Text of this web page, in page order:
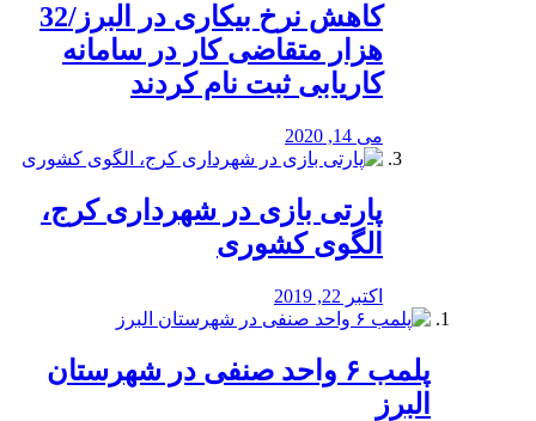
کاهش نرخ بیکاری در البرز/32
هزار متقاضی کار در سامانه
کاریابی ثبت نام کردند
می 14, 2020
پارتی بازی در شهرداری کرج،
الگوی کشوری
اکتبر 22, 2019
پلمب ۶ واحد صنفی در شهرستان
البرز